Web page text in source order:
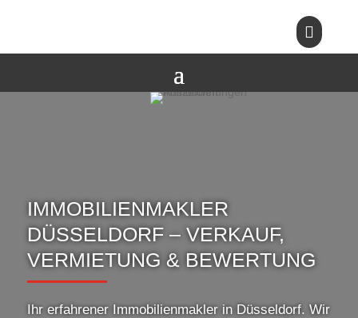

IMMOBILIENMAKLER
DÜSSELDORF – VERKAUF,
VERMIETUNG & BEWERTUNG
Ihr erfahrener Immobilienmakler in Düsseldorf. Wir